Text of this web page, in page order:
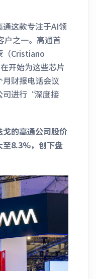
这款专注于AI领
户之一。高通首
（Cristiano
开始为这些芯片
财报电话会议
司进行“深度接
的高通公司股价
至8.3%，创下盘